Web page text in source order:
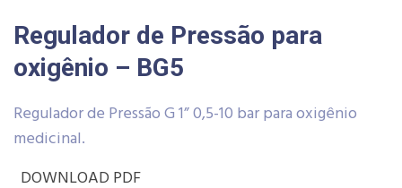
Regulador de Pressão para
oxigênio – BG5
Regulador de Pressão G 1” 0,5-10 bar para oxigênio
medicinal.
DOWNLOAD PDF